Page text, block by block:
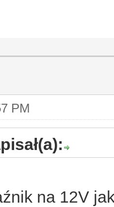
PM
na 12V